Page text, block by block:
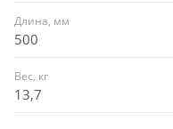
Длина, мм
500
Вес, кг
13,7